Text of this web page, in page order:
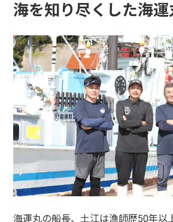
海を知り尽くした海運
海運丸の船長、土江は漁師歴50年以